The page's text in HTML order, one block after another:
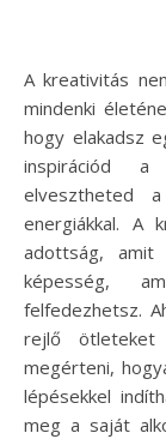
A kreativitás nem csupán a művészek kiváltsága, hanem
mindenki
hogy elakadsz
inspirációd a
elvesztheted
energiákkal. A
adottság, amit
képesség,
felfedezhetsz.
rejlő ötleteket
megérteni,
lépésekkel
meg a saját